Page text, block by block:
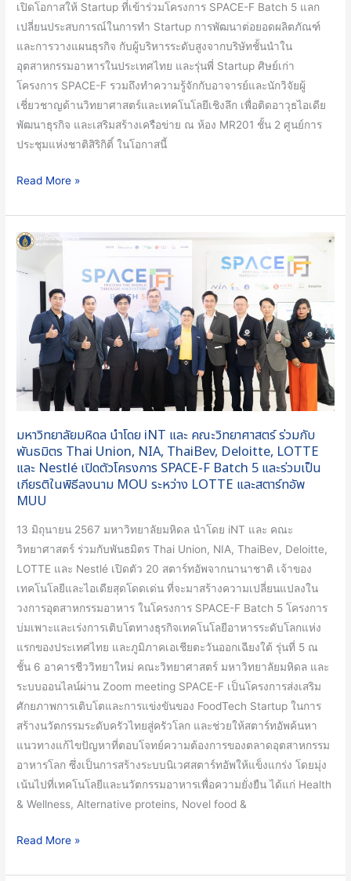
เปิดโอกาสให้ Startup ที่เข้าร่วมโครงการ SPACE-F Batch 5 แลก
เปลี่ยนประสบการณ์ในการทำ Startup การพัฒนาต่อยอดผลิตภัณฑ์
และการวางแผนธุรกิจ กับผู้บริหารระดับสูงจากบริษัทชั้นนำใน
อุตสาหกรรมอาหารในประเทศไทย และรุ่นพี่ Startup ศิษย์เก่า
โครงการ SPACE-F รวมถึงทำความรู้จักกับอาจารย์และนักวิจัยผู้
เชี่ยวชาญด้านวิทยาศาสตร์และเทคโนโลยีเชิงลึก เพื่อติดอาวุธไอเดีย
พัฒนาธุรกิจ และเสริมสร้างเครือข่าย ณ ห้อง MR201 ชั้น 2 ศูนย์การ
ประชุมแห่งชาติสิริกิติ์ ในโอกาสนี้
เปิด
เวที
เสวนา
Common
Mistakes
and
Pitfalls,
How
Avoid
ประสบการณ์
ข่าย
Startup
SPACE-
F
Batch
Read More »
มหาวิทยาลัยมหิดล นำโดย iNT และ คณะวิทยาศาสตร์ ร่วมกับ
พันธมิตร Thai Union, NIA, ThaiBev, Deloitte, LOTTE
และ Nestlé เปิดตัวโครงการ SPACE-F Batch 5 และร่วมเป็น
เกียรติในพิธีลงนาม MOU ระหว่าง LOTTE และสตาร์ทอัพ
MUU
13 มิถุนายน 2567 มหาวิทยาลัยมหิดล นำโดย iNT และ คณะ
วิทยาศาสตร์ ร่วมกับพันธมิตร Thai Union, NIA, ThaiBev, Deloitte,
LOTTE และ Nestlé เปิดตัว 20 สตาร์ทอัพจากนานาชาติ เจ้าของ
เทคโนโลยีและไอเดียสุดโดดเด่น ที่จะมาสร้างความเปลี่ยนแปลงใน
วงการอุตสาหกรรมอาหาร ในโครงการ SPACE-F Batch 5 โครงการ
บ่มเพาะและเร่งการเติบโตทางธุรกิจเทคโนโลยีอาหารระดับโลกแห่ง
แรกของประเทศไทย และภูมิภาคเอเชียตะวันออกเฉียงใต้ รุ่นที่ 5 ณ
ชั้น 6 อาคารชีววิทยาใหม่ คณะวิทยาศาสตร์ มหาวิทยาลัยมหิดล และ
ระบบออนไลน์ผ่าน Zoom meeting SPACE-F เป็นโครงการส่งเสริม
ศักยภาพการเติบโตและการแข่งขันของ FoodTech Startup ในการ
สร้างนวัตกรรมระดับครัวไทยสู่ครัวโลก และช่วยให้สตาร์ทอัพค้นหา
แนวทางแก้ไขปัญหาที่ตอบโจทย์ความต้องการของตลาดอุตสาหกรรม
อาหารโลก ซึ่งเป็นการสร้างระบบนิเวศสตาร์ทอัพให้แข็งแกร่ง โดยมุ่ง
เน้นไปที่เทคโนโลยีและนวัตกรรมอาหารเพื่อความยั่งยืน ได้แก่ Health
& Wellness, Alternative proteins, Novel food &
มหาวิทยาลัย
iNT
และ
คณะ
วิทยาศาสตร์
ร่วม
พันธมิตร
Thai
Union,
NIA,
Deloitte,
LOTTE
และ
Nestlé
เปิด
ตัว
โครงการ
SPACE-
F
Batch
5
และ
ร่วม
เป็น
เกียรติ
พิธี
Read More »